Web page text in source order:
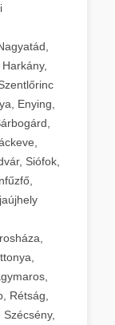
Enying,
Siófok,
Rétság,